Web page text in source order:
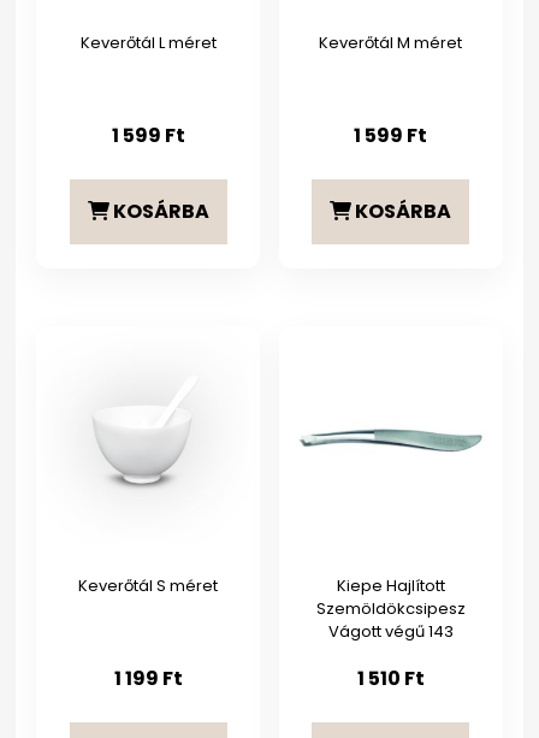
Keverőtál L méret
1 599 Ft
KOSÁRBA
Keverőtál M méret
1 599 Ft
KOSÁRBA
Keverőtál S méret
1 199 Ft
Kiepe Hajlított
Szemöldökcsipesz
Vágott végű 143
1 510 Ft